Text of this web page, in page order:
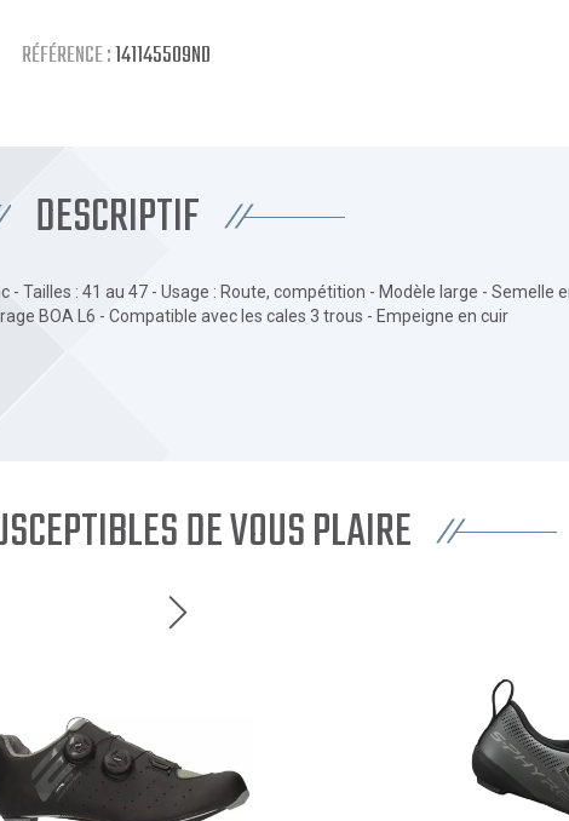
RÉFÉRENCE :141145509ND
DESCRIPTIF
- Tailles : 41 au 47 - Usage : Route, compétition - Modèle large - Semelle
BOA L6 - Compatible avec les cales 3 trous - Empeigne en cuir
DE VOUS PLAIRE